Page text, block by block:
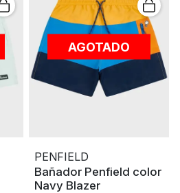
AGOTADO
PENFIELD
Bañador Penfield color
Navy Blazer